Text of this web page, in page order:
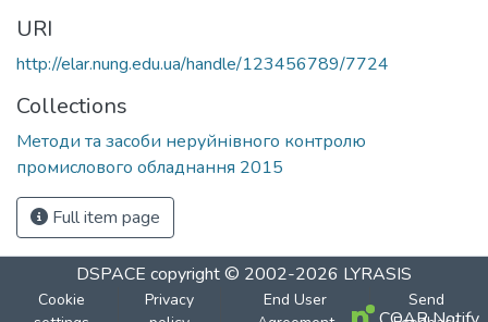
URI
http://elar.nung.edu.ua/handle/123456789/7724
Collections
Методи та засоби неруйнівного контролю
промислового обладнання 2015
Full item page
DSPACE copyright © 2002-2026 LYRASIS
Cookie
Privacy
End User
Send